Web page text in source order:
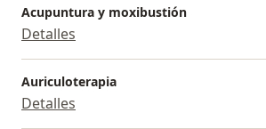
Acupuntura y moxibustión
Detalles
Auriculoterapia
Detalles